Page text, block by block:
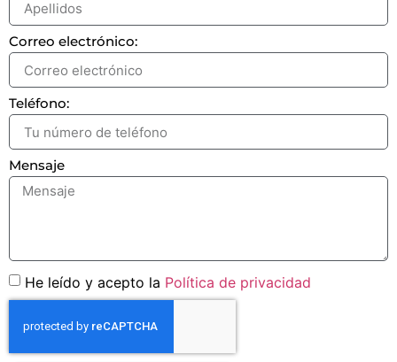
Correo electrónico:
Teléfono:
Mensaje
He leído y acepto la Política de privacidad